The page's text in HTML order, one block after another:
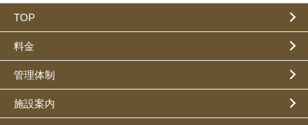
TOP
料金
管理体制
施設案内